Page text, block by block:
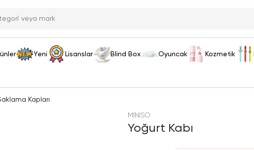
Yeni Lisanslar Blind Box Oyuncak Kozmetik
Kapları
MINISO
Yoğurt Kabı